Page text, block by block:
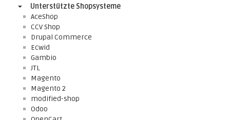
Unterstützte Shopsysteme
AceShop
CCV Shop
Drupal Commerce
Ecwid
Gambio
JTL
Magento
Magento 2
modified-shop
Odoo